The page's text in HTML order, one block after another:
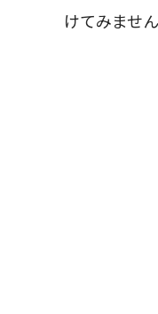
けてみませ